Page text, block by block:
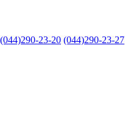
(044)290-23-20 (044)290-23-27